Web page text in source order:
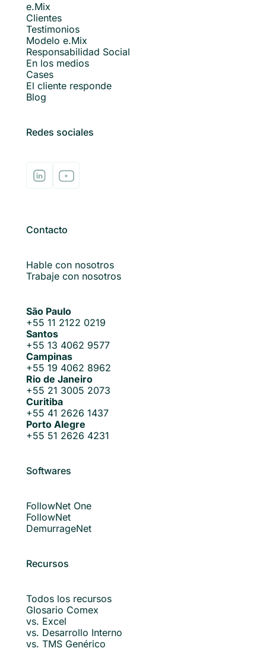
e.Mix
Clientes
Testimonios
Modelo e.Mix
Responsabilidad Social
En los medios
Cases
El cliente responde
Blog
Redes sociales
Contacto
Hable con nosotros
Trabaje con nosotros
São Paulo
+55 11 2122 0219
Santos
+55 13 4062 9577
Campinas
+55 19 4062 8962
Rio de Janeiro
+55 21 3005 2073
Curitiba
+55 41 2626 1437
Porto Alegre
+55 51 2626 4231
Softwares
FollowNet One
FollowNet
DemurrageNet
Recursos
Todos los recursos
Glosario Comex
vs. Excel
vs. Desarrollo Interno
vs. TMS Genérico